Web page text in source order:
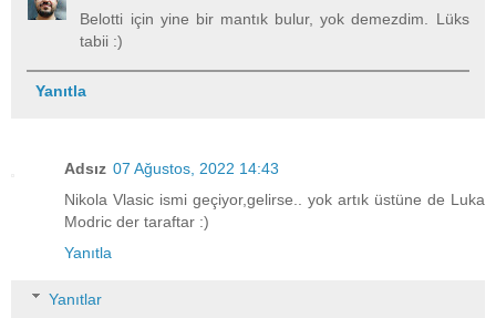
Belotti için yine bir mantık bulur, yok demezdim. Lüks
tabii :)
Yanıtla
Adsız 07 Ağustos, 2022 14:43
Nikola Vlasic ismi geçiyor,gelirse.. yok artık üstüne de Luka
Modric der taraftar :)
Yanıtla
Yanıtlar